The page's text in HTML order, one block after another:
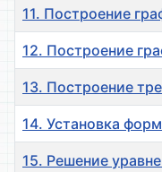
11. Построение
12. Построение
13. Построение
14. Установка
15. Решение